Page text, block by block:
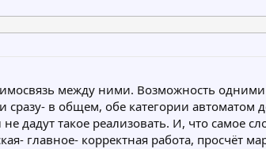
между ними. Возможность
в общем, обе категории
дадут такое реализовать. И, что самое
главное- корректная работа, просчёт